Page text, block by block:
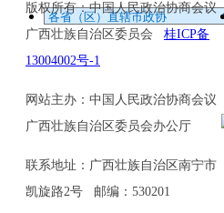
版权所有：中国人民政治协商会议
广西壮族自治区委员会 桂ICP备
13004002号-1
网站主办：中国人民政治协商会议
广西壮族自治区委员会办公厅
联系地址：广西壮族自治区南宁市
凯旋路2号 邮编：530201